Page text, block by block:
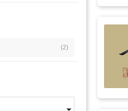
(4)
(4)
(2)